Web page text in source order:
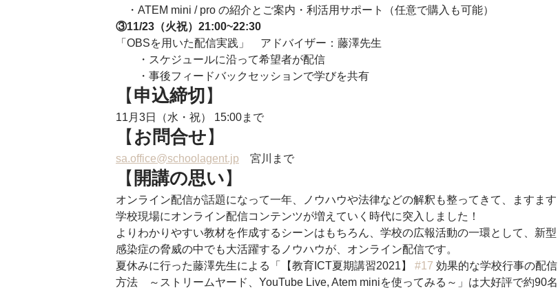
・ATEM mini / pro の紹介とご案内・利活用サポート（任意で購入も可能）
③11/23（火祝）21:00~22:30
「OBSを用いた配信実践」　アドバイザー：藤澤先生
・スケジュールに沿って希望者が配信
・事後フィードバックセッションで学びを共有
【申込締切 】
11月3日（水・祝） 15:00まで
【 お問合せ】
sa.office@schoolagent.jp 宮川まで
【 開講の思い】
オンライン配信が話題になって一年、ノウハウや法律などの解釈も整ってきて、ますます
学校現場にオンライン配信コンテンツが増えていく時代に突入しました！
よりわかりやすい教材を作成するシーンはもちろん、学校の広報活動の一環として、新型
感染症の脅威の中でも大活躍するノウハウが、オンライン配信です。
夏休みに行った藤澤先生による「【教育ICT夏期講習2021】 #17 効果的な学校行事の配信
方法　～ストリームヤード、YouTube Live, Atem miniを使ってみる～」は大好評で約90名